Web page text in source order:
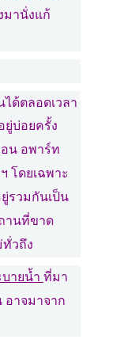
มานั่งแก้
ด้ตลอดเวลา
ยู่บ่อยครั้ง
น อพาร์ท
โดยเฉพาะ
รวมกันเป็น
านที่ขาด
ทั่วถึง
ายน้ำ ที่มา
าจมาจาก